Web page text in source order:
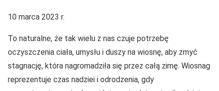
10 marca 2023 r.
To naturalne, że tak wielu z nas czuje potrzebę
oczyszczenia ciała, umysłu i duszy na wiosnę, aby zmyć
stagnację, która nagromadziła się przez całą zimę. Wiosnag
reprezentuje czas nadziei i odrodzenia, gdy